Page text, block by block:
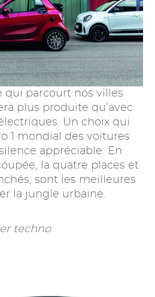
qui parcourt nos villes
plus produite qu’avec
Un choix qui
1 mondial des voitures
appréciable. En
la quatre places et
sont les meilleures
la jungle urbaine.
techno